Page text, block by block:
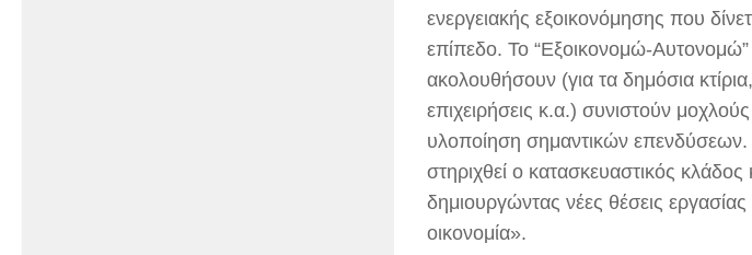
ενεργειακής εξοικονόμησης που
επίπεδο. Το “Εξοικονομώ-
ακολουθήσουν (για τα δημόσια
επιχειρήσεις κ.α.) συνιστούν
υλοποίηση σημαντικών
στηριχθεί ο κατασκευαστικός
δημιουργώντας νέες θέσεις
οικονομία».